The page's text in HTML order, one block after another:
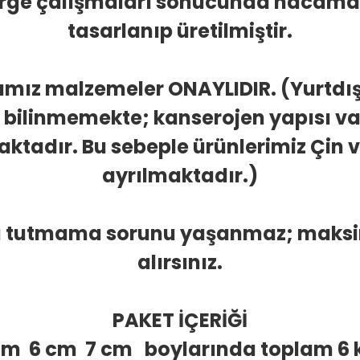
tasarlanıp üretilmiştir.
malzemeler ONAYLIDIR.
kanserojen yapısı
Bu sebeple ürünlerimiz Çin
ayrılmaktadır.)
tutmama sorunu yaşanmaz;
alırsınız.
PAKET İÇERİĞİ
6 cm 7 cm boylarında toplam 6